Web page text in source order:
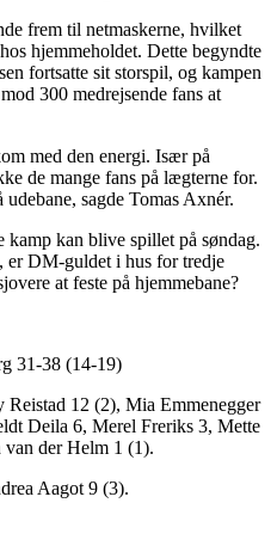
frem til netmaskerne, hvilket
hjemmeholdet. Dette begyndte
fortsatte sit storspil, og kampen
300 medrejsende fans at
med den energi. Især på
de mange fans på lægterne for.
sagde Tomas Axnér.
kamp kan blive spillet på søndag.
er DM-guldet i hus for tredje
at feste på hjemmebane?
31-38 (14-19)
Reistad 12 (2), Mia Emmenegger
Deila 6, Merel Freriks 3, Mette
der Helm 1 (1).
Aagot 9 (3).